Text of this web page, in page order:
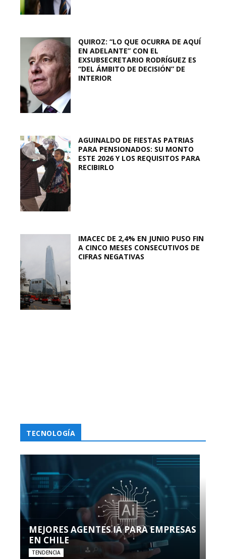
QUIROZ: “LO QUE OCURRA DE AQUÍ
EN ADELANTE” CON EL
EXSUBSECRETARIO RODRÍGUEZ ES
“DEL ÁMBITO DE DECISIÓN” DE
INTERIOR
AGUINALDO DE FIESTAS PATRIAS
PARA PENSIONADOS: SU MONTO
ESTE 2026 Y LOS REQUISITOS PARA
RECIBIRLO
IMACEC DE 2,4% EN JUNIO PUSO FIN
A CINCO MESES CONSECUTIVOS DE
CIFRAS NEGATIVAS
TECNOLOGÍA
MEJORES AGENTES IA PARA EMPRESAS
EN CHILE
TENDENCIA